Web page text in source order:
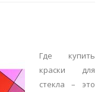
Где купить
краски для
стекла – это